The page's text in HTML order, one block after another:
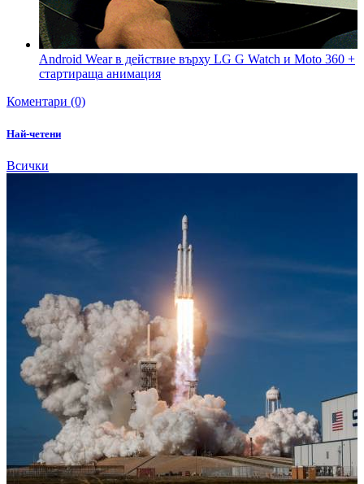
Android Wear в действие върху LG G Watch и Moto 360 +
стартираща анимация
Коментари (0)
Най-четени
Всички